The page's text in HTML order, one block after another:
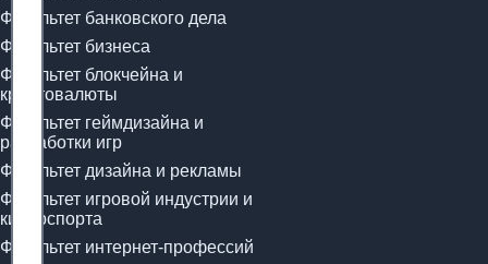
Факультет банковского дела
Факультет бизнеса
Факультет блокчейна и
криптовалюты
Факультет геймдизайна и
разработки игр
Факультет дизайна и рекламы
Факультет игровой индустрии и
киберспорта
Факультет интернет-профессий